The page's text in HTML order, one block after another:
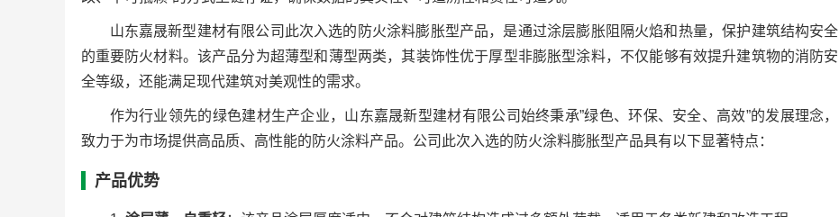
山东嘉晟新型建材有限公司此次入选的防火涂料膨胀型产品，是通过涂层膨胀阻隔火焰和热量，保护建筑结构安全
的重要防火材料。该产品分为超薄型和薄型两类，其装饰性优于厚型非膨胀型涂料，不仅能够有效提升建筑物的消防安
全等级，还能满足现代建筑对美观性的需求。
作为行业领先的绿色建材生产企业，山东嘉晟新型建材有限公司始终秉承”绿色、环保、安全、高效”的发展理念，
致力于为市场提供高品质、高性能的防火涂料产品。公司此次入选的防火涂料膨胀型产品具有以下显著特点：
产品优势